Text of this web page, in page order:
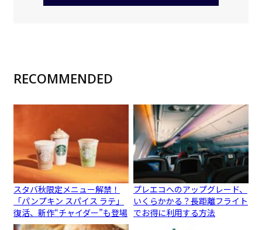
RECOMMENDED
スタバ秋限定メニュー解禁！
「パンプキン スパイス ラテ」
復活、新作“チャイダー”も登場
プレエコへのアップグレード、
いくらかかる？長距離フライト
でお得に利用する方法